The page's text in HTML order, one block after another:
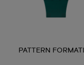
PATTERN